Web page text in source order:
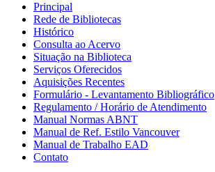
Principal
Rede de Bibliotecas
Histórico
Consulta ao Acervo
Situação na Biblioteca
Serviços Oferecidos
Aquisições Recentes
Formulário - Levantamento Bibliográfico
Regulamento / Horário de Atendimento
Manual Normas ABNT
Manual de Ref. Estilo Vancouver
Manual de Trabalho EAD
Contato